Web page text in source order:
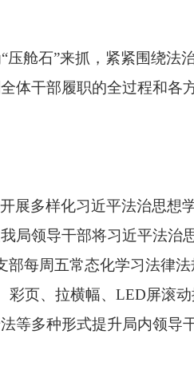
“压舱石”来抓， 紧紧围绕法
全体干部履职的全过程和各
展多样化习近平法治思想
局领导干部将习近平法治
部每周五常态化学习法律法
页、拉横幅、 LED屏滚
等多种形式提升局内领导